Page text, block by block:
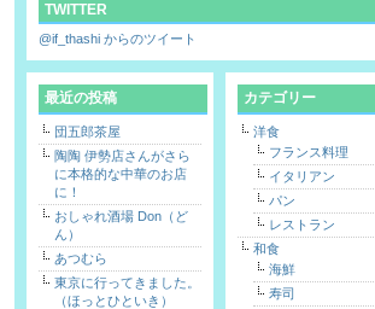
TWITTER
@if_thashi からのツイート
最近の投稿
団五郎茶屋
陶陶 伊勢店さんがさら
に本格的な中華のお店
に！
おしゃれ酒場 Don（ど
ん）
あつむら
東京に行ってきました。
（ほっとひといき）
カテゴリー
洋食
フランス料理
イタリアン
パン
レストラン
和食
海鮮
寿司